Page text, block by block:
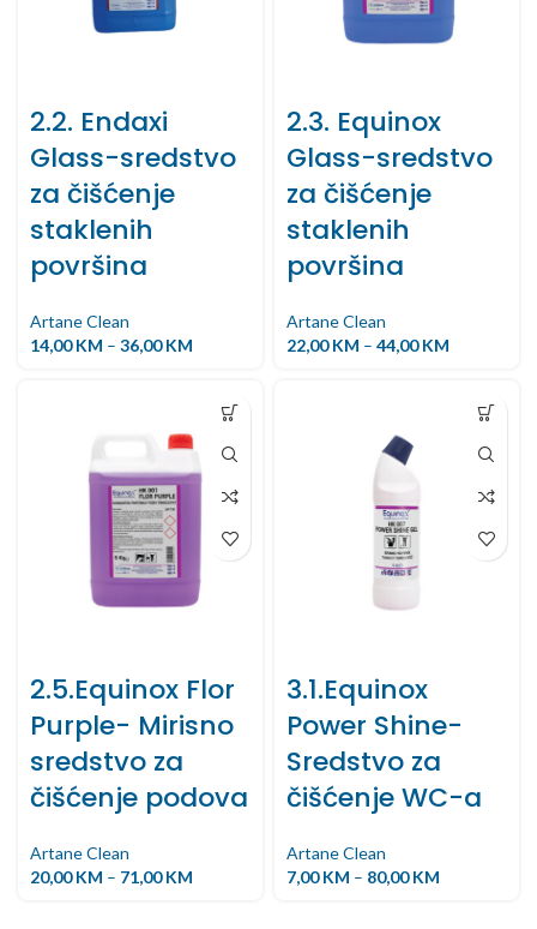
2.2. Endaxi
Glass-sredstvo
za čišćenje
staklenih
površina
Artane Clean
14,00KM – 36,00KM
2.3. Equinox
Glass-sredstvo
za čišćenje
staklenih
površina
Artane Clean
22,00KM – 44,00KM
2.5.Equinox Flor
Purple- Mirisno
sredstvo za
čišćenje podova
Artane Clean
20,00KM – 71,00KM
3.1.Equinox
Power Shine-
Sredstvo za
čišćenje WC-a
Artane Clean
7,00KM – 80,00KM